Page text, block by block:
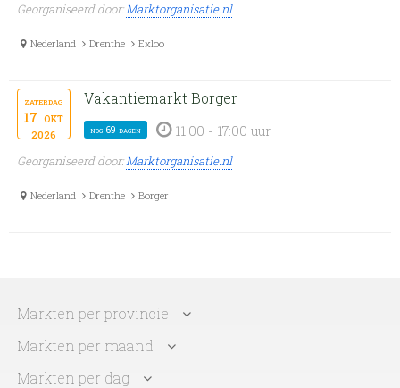
Georganiseerd door:Marktorganisatie.nl
Nederland Drenthe Exloo
zaterdag
17 okt
2026
Vakantiemarkt Borger
nog 69 dagen 11:00 - 17:00 uur
Georganiseerd door:Marktorganisatie.nl
Nederland Drenthe Borger
Markten per provincie
Markten per maand
Markten per dag